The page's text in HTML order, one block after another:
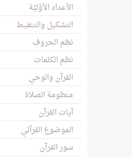
الأعداد الأوَّليَّة
التشكيل والتنقيط
نظم الحروف
نظم الكلمات
القرآن والوحي
منظومة الصلاة
آيات القرآن
الموضوع القرآني
سور القرآن